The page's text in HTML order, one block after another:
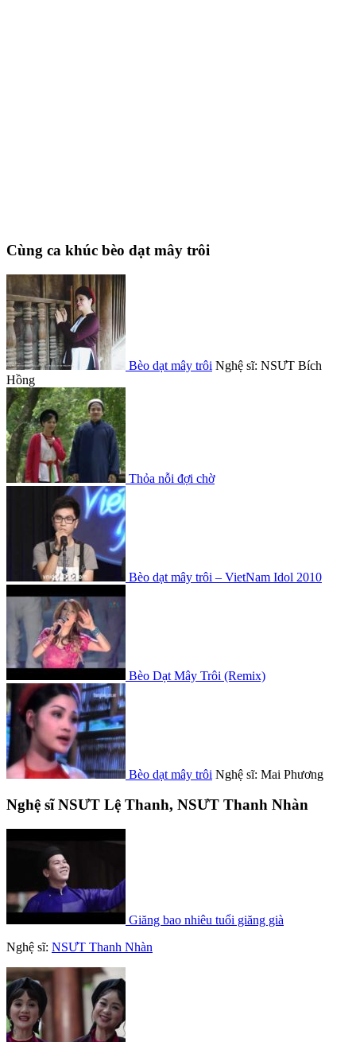
Cùng ca khúc bèo dạt mây trôi
Bèo dạt mây trôi Nghệ sĩ: NSƯT Bích
Hồng
Thỏa nỗi đợi chờ
Bèo dạt mây trôi – VietNam Idol 2010
Bèo Dạt Mây Trôi (Remix)
Bèo dạt mây trôi Nghệ sĩ: Mai Phương
Nghệ sĩ NSƯT Lệ Thanh, NSƯT Thanh Nhàn
Giăng bao nhiêu tuổi giăng già
Nghệ sĩ: NSƯT Thanh Nhàn